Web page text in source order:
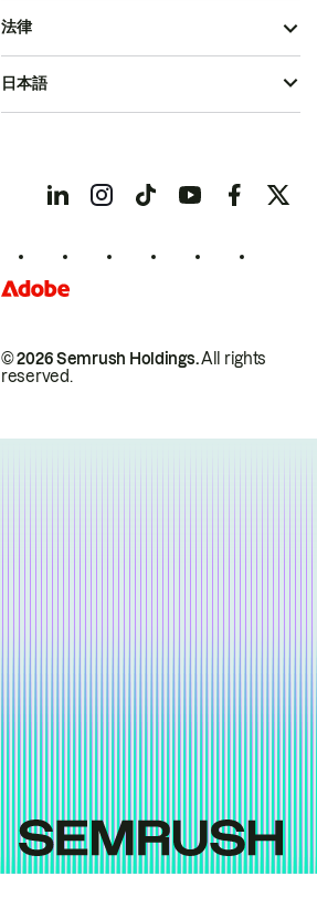
© 2026 Semrush Holdings.All rights
reserved.
法律
日本語